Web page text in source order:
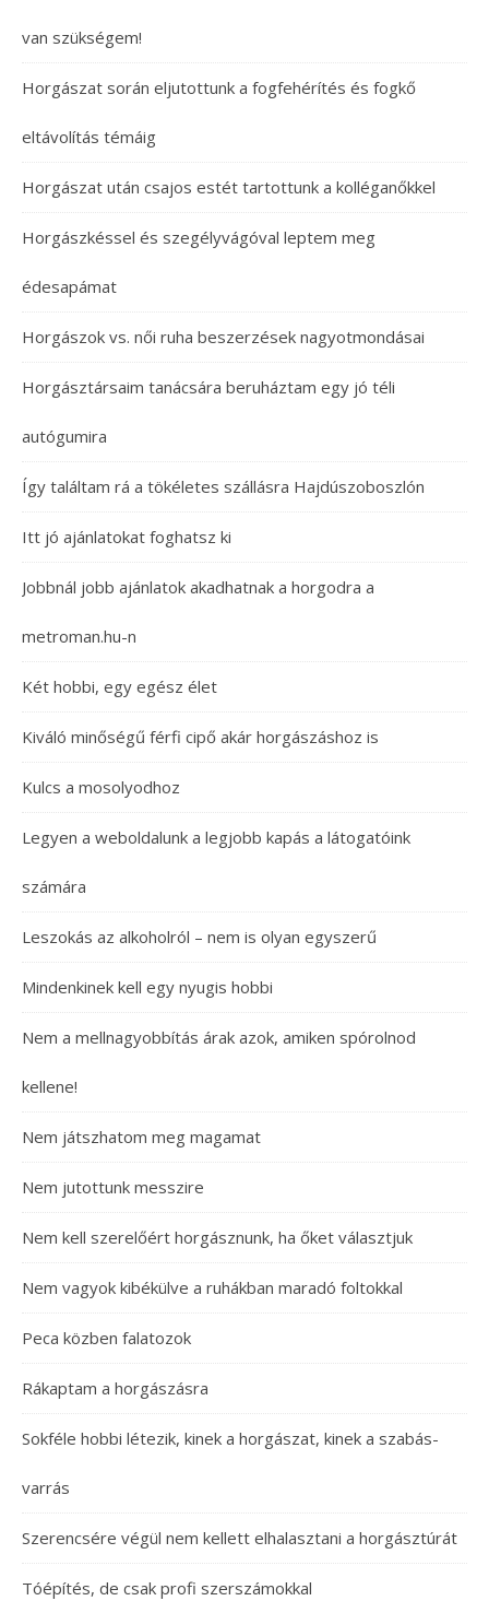
van szükségem!
Horgászat során eljutottunk a fogfehérítés és fogkő
eltávolítás témáig
Horgászat után csajos estét tartottunk a kolléganőkkel
Horgászkéssel és szegélyvágóval leptem meg
édesapámat
Horgászok vs. női ruha beszerzések nagyotmondásai
Horgásztársaim tanácsára beruháztam egy jó téli
autógumira
Így találtam rá a tökéletes szállásra Hajdúszoboszlón
Itt jó ajánlatokat foghatsz ki
Jobbnál jobb ajánlatok akadhatnak a horgodra a
metroman.hu-n
Két hobbi, egy egész élet
Kiváló minőségű férfi cipő akár horgászáshoz is
Kulcs a mosolyodhoz
Legyen a weboldalunk a legjobb kapás a látogatóink
számára
Leszokás az alkoholról – nem is olyan egyszerű
Mindenkinek kell egy nyugis hobbi
Nem a mellnagyobbítás árak azok, amiken spórolnod
kellene!
Nem játszhatom meg magamat
Nem jutottunk messzire
Nem kell szerelőért horgásznunk, ha őket választjuk
Nem vagyok kibékülve a ruhákban maradó foltokkal
Peca közben falatozok
Rákaptam a horgászásra
Sokféle hobbi létezik, kinek a horgászat, kinek a szabás-
varrás
Szerencsére végül nem kellett elhalasztani a horgásztúrát
Tóépítés, de csak profi szerszámokkal